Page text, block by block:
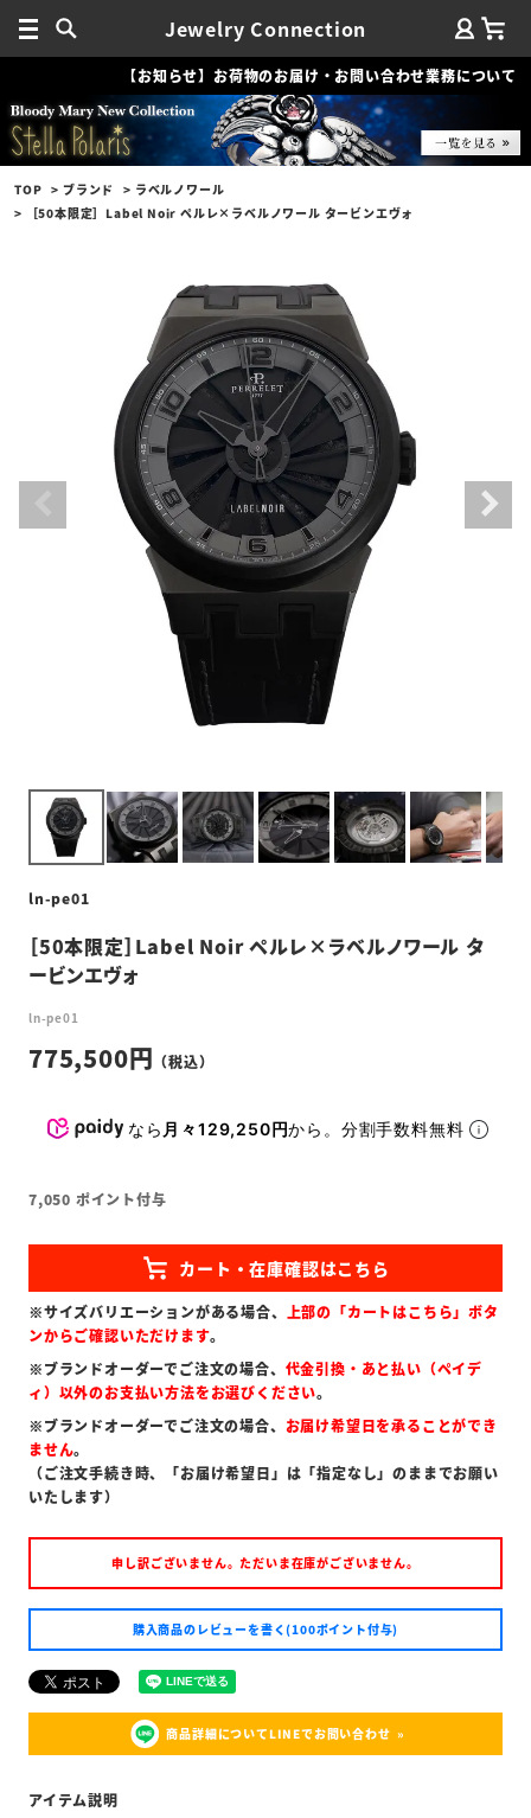
Jewelry Connection
【お知らせ】お荷物のお届け・お問い合わせ業務について
TOP ブランド
ラベルノワール
［50本限定］Label Noir ペルレ×ラベルノワール タービンエヴォ
ln-pe01
［50本限定］Label Noir ペルレ×ラベルノワール タ
ービンエヴォ
ln-pe01
775,500
なら 月々129,250円から。分割手数料無料
7,050 ポイント付与
※サイズバリエーションがある場合、 上部の「カートはこちら」ボタ
ンからご確認いただけます。
※ブランドオーダーでご注文の場合、 代金引換・あと払い（ペイデ
ィ）以外のお支払い方法をお選びください。
※ブランドオーダーでご注文の場合、 お届け希望日を承ることができ
ません。
（ご注文手続き時、「お届け希望日」は「指定なし」のままでお願い
いたします）
申し訳ございません。ただいま在庫がございません。
購入商品のレビューを書く(100ポイント付与)
商品詳細についてLINEでお問い合わせ